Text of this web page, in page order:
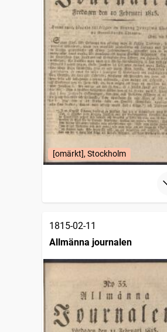
[omärkt], Stockholm
1815-02-11
Allmänna journalen